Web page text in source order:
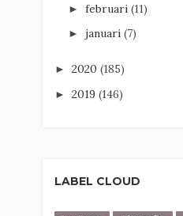
► februari (11)
► januari (7)
► 2020 (185)
► 2019 (146)
LABEL CLOUD